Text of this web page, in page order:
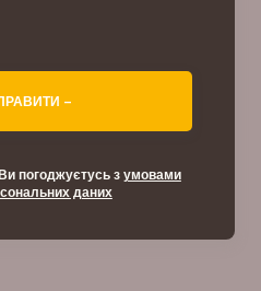
–
погоджуєтусь з умовами
даних